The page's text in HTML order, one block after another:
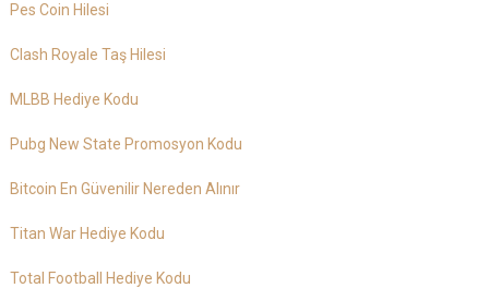
Pes Coin Hilesi
Clash Royale Taş Hilesi
MLBB Hediye Kodu
Pubg New State Promosyon Kodu
Bitcoin En Güvenilir Nereden Alınır
Titan War Hediye Kodu
Total Football Hediye Kodu